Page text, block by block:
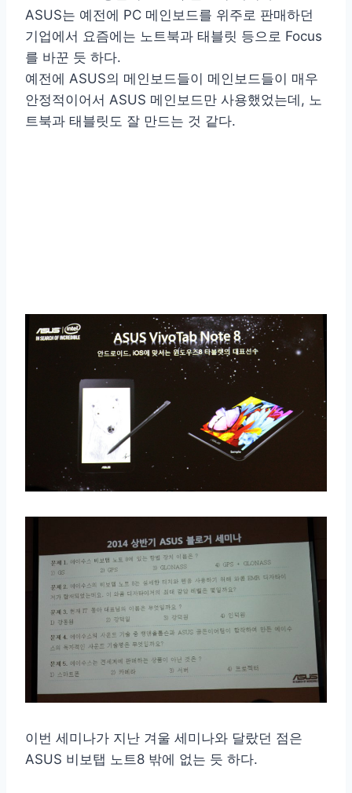
ASUS는 예전에 PC 메인보드를 위주로 판매하던
기업에서 요즘에는 노트북과 태블릿 등으로 Focus
를 바꾼 듯 하다.
예전에 ASUS의 메인보드들이 메인보드들이 매우
안정적이어서 ASUS 메인보드만 사용했었는데, 노
트북과 태블릿도 잘 만드는 것 같다.
이번 세미나가 지난 겨울 세미나와 달랐던 점은
ASUS 비보탭 노트8 밖에 없는 듯 하다.